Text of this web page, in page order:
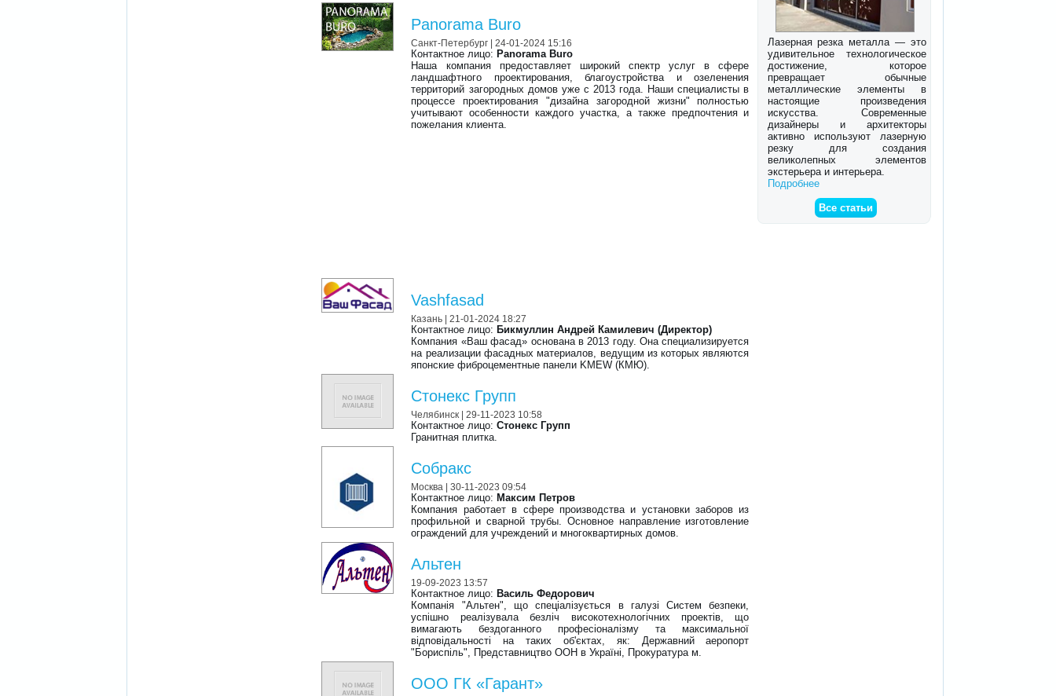
Лазерная резка металла — это
удивительное технологическое
достижение, которое
превращает обычные
металлические элементы в
настоящие произведения
искусства. Современные
дизайнеры и архитекторы
активно используют лазерную
резку для создания
великолепных элементов
экстерьера и интерьера.
Подробнее
Все статьи
Panorama Buro
Санкт-Петербург | 24-01-2024 15:16
Контактное лицо: Panorama Buro
Наша компания предоставляет широкий спектр услуг в сфере
ландшафтного проектирования, благоустройства и озеленения
территорий загородных домов уже с 2013 года. Наши специалисты в
процессе проектирования "дизайна загородной жизни" полностью
учитывают особенности каждого участка, а также предпочтения и
пожелания клиента.
Vashfasad
Казань | 21-01-2024 18:27
Контактное лицо: Бикмуллин Андрей Камилевич (Директор)
Компания «Ваш фасад» основана в 2013 году. Она специализируется
на реализации фасадных материалов, ведущим из которых являются
японские фиброцементные панели KMEW (КМЮ).
Стонекс Групп
Челябинск | 29-11-2023 10:58
Контактное лицо:Стонекс Групп
Гранитная плитка.
Собракс
Москва | 30-11-2023 09:54
Контактное лицо: Максим Петров
Компания работает в сфере производства и установки заборов из
профильной и сварной трубы. Основное направление изготовление
ограждений для учреждений и многоквартирных домов.
Альтен
19-09-2023 13:57
Контактное лицо: Василь Федорович
Компанія "Альтен", що спеціалізується в галузі Систем безпеки,
успішно реалізувала безліч високотехнологічних проектів, що
вимагають бездоганного професіоналізму та максимальної
відповідальності на таких об'єктах, як: Державний аеропорт
"Бориспіль", Представництво ООН в Україні, Прокуратура м.
ООО ГК «Гарант»